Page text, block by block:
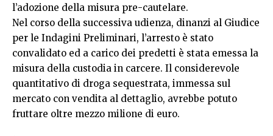
l’adozione della misura pre-cautelare.
Nel corso della successiva udienza, dinanzi al Giudice
per le Indagini Preliminari, l’arresto è stato
convalidato ed a carico dei predetti è stata emessa la
misura della custodia in carcere. Il considerevole
quantitativo di droga sequestrata, immessa sul
mercato con vendita al dettaglio, avrebbe potuto
fruttare oltre mezzo milione di euro.